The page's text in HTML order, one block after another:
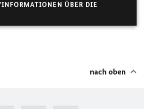
ÜBER DIE
nach oben